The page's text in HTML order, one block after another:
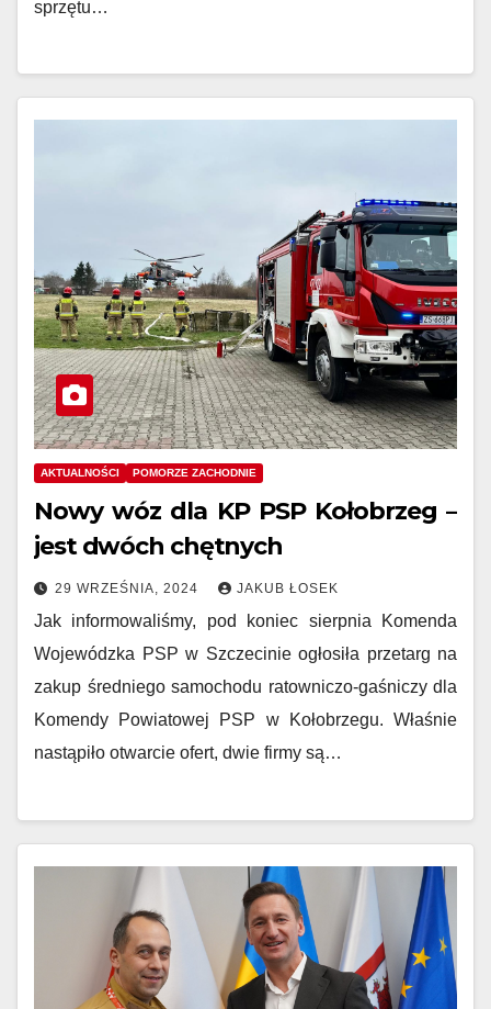
sprzętu…
AKTUALNOŚCI POMORZE ZACHODNIE
Nowy wóz dla KP PSP Kołobrzeg –
jest dwóch chętnych
29 WRZEŚNIA, 2024 JAKUB ŁOSEK
Jak informowaliśmy, pod koniec sierpnia Komenda
Wojewódzka PSP w Szczecinie ogłosiła przetarg na
zakup średniego samochodu ratowniczo-gaśniczy dla
Komendy Powiatowej PSP w Kołobrzegu. Właśnie
nastąpiło otwarcie ofert, dwie firmy są…